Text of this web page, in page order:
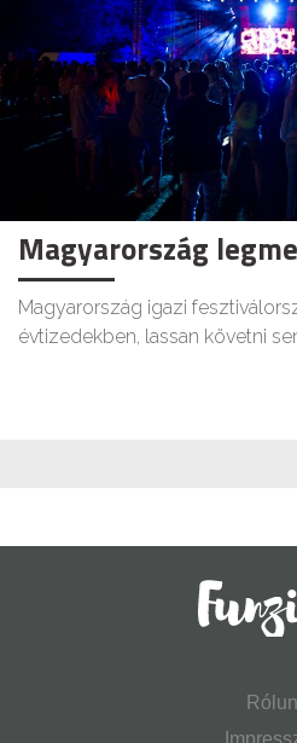
Magyarország
Magyarország igazi
évtizedekben, lassan követni